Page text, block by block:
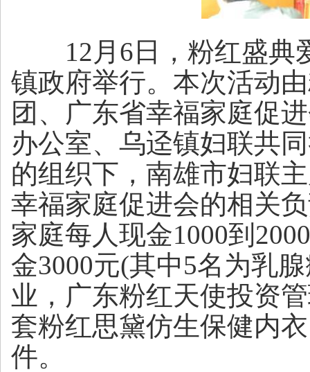
12月6日，粉红盛典
镇政府举行。本次活动
团、广东省幸福家庭促
办公室、乌迳镇妇联共
的组织下，南雄市妇联
幸福家庭促进会的相关
家庭每人现金1000到
金3000元(其中5名为乳
业，广东粉红天使投资
套粉红思黛仿生保健内
件。